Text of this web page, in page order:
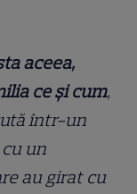
aceea,
ce și cum,
într-un
un
au girat cu